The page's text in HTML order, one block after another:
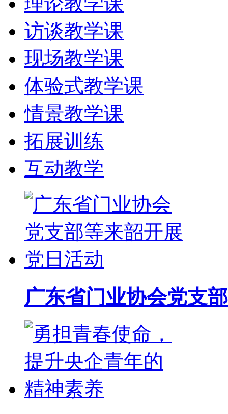
访谈教学课
现场教学课
体验式教学课
情景教学课
拓展训练
互动教学
广东省门业协会党支